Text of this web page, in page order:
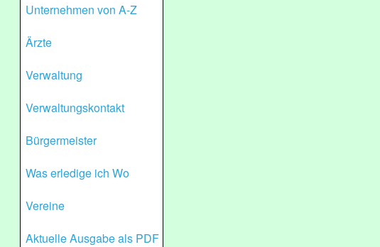
Unternehmen von A-Z
Ärzte
Verwaltung
Verwaltungskontakt
Bürgermeister
Was erledige ich Wo
Vereine
Aktuelle Ausgabe als PDF